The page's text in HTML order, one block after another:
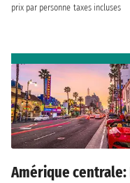
prix par personne taxes incluses
Amérique centrale: